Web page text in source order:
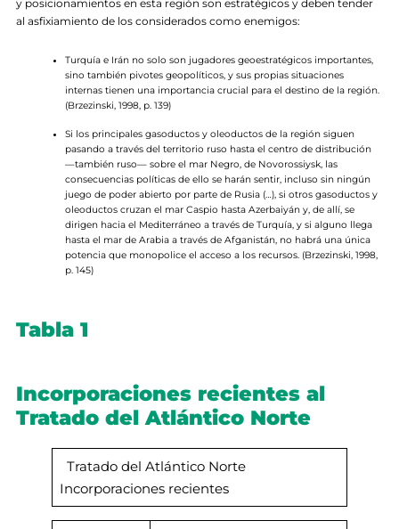
y posicionamientos en esta región son estratégicos y deben tender
al asfixiamiento de los considerados como enemigos:
Turquía e Irán no solo son jugadores geoestratégicos importantes,
sino también pivotes geopolíticos, y sus propias situaciones
internas tienen una importancia crucial para el destino de la región.
(Brzezinski, 1998, p. 139)
Si los principales gasoductos y oleoductos de la región siguen
pasando a través del territorio ruso hasta el centro de distribución
—también ruso— sobre el mar Negro, de Novorossiysk, las
consecuencias políticas de ello se harán sentir, incluso sin ningún
juego de poder abierto por parte de Rusia (…), si otros gasoductos y
oleoductos cruzan el mar Caspio hasta Azerbaiyán y, de allí, se
dirigen hacia el Mediterráneo a través de Turquía, y si alguno llega
hasta el mar de Arabia a través de Afganistán, no habrá una única
potencia que monopolice el acceso a los recursos. (Brzezinski, 1998,
p. 145)
Tabla 1
Incorporaciones recientes al
Tratado del Atlántico Norte
Tratado del Atlántico Norte
Incorporaciones recientes